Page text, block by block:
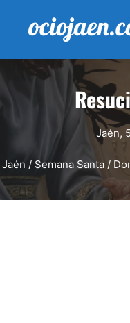
Jaén,
Jaén / Semana Santa /